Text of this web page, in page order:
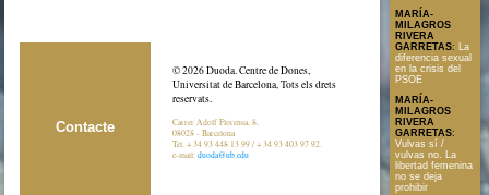
Contacte
© 2026 Duoda. Centre de Dones,
Universitat de Barcelona, Tots els drets
reservats.
Carrer Adolf Florensa, 8,
08028 - Barcelona
Tel. + 34 93 448 13 99 / + 34 93 403 97 92.
e-mail:duoda@ub.edu
MARÍA-
MILAGROS
RIVERA
GARRETAS:
La
diferencia sexual
en la crisis del
PSOE
MARÍA-
MILAGROS
RIVERA
GARRETAS:
Vulvas sí /
vulvas no. La
libertad femenina
no se deja
prohibir